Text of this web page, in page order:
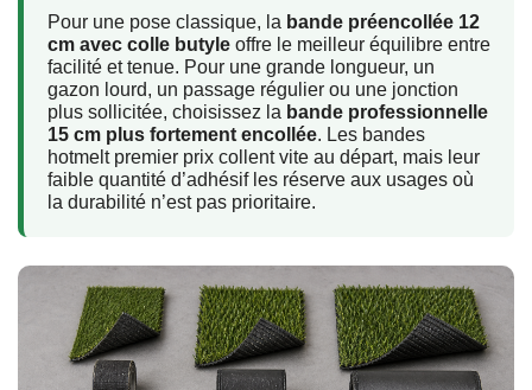
Pour une pose classique, la bande préencollée 12
cm avec colle butyle offre le meilleur équilibre entre
facilité et tenue. Pour une grande longueur, un
gazon lourd, un passage régulier ou une jonction
plus sollicitée, choisissez la bande professionnelle
15 cm plus fortement encollée. Les bandes
hotmelt premier prix collent vite au départ, mais leur
faible quantité d’adhésif les réserve aux usages où
la durabilité n’est pas prioritaire.